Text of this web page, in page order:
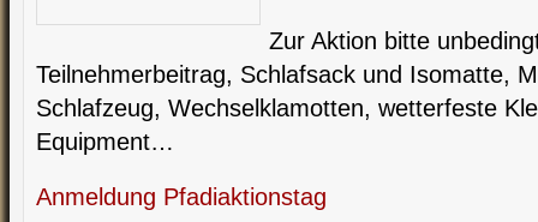
Zur Aktion bitte
Teilnehmerbeitrag, Schlafsack und Isomatte,
Schlafzeug, Wechselklamotten, wetterfeste
Equipment…
Anmeldung Pfadiaktionstag